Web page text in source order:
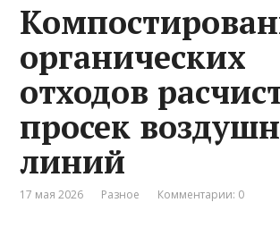
органических
отходов
просек
линий
17 мая 2026 Разное Комментарии: 0